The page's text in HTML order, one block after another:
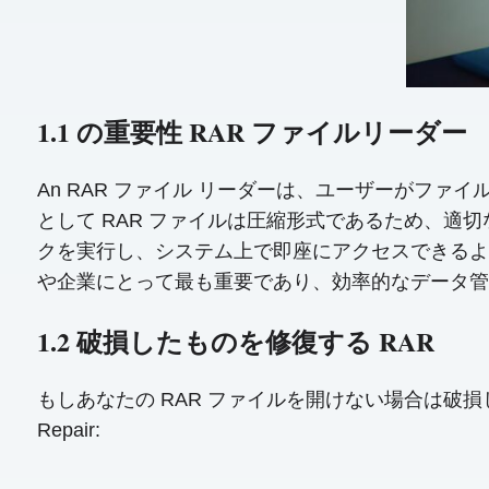
1.1 の重要性 RAR ファイルリーダー
An RAR ファイル リーダーは、ユーザーがファイ
として RAR ファイルは圧縮形式であるため、適
クを実行し、システム上で即座にアクセスできる
や企業にとって最も重要であり、効率的なデータ
1.2 破損したものを修復する RAR
もしあなたの RAR ファイルを開けない場合は破
Repair: